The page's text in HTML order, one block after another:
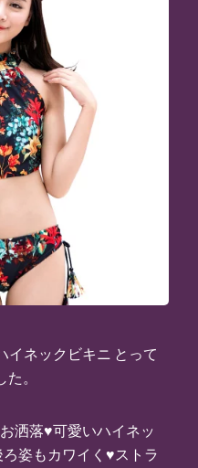
イネックビキニ とって
。
洒落♥可愛いハイネッ
姿もカワイく♥ストラ